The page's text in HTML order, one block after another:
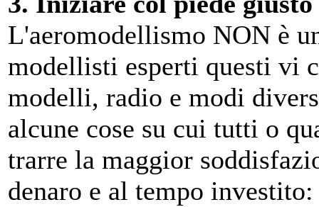
L'aeromodellismo NON è
modellisti esperti questi vi
modelli, radio e modi
alcune cose su cui tutti o
trarre la maggior
denaro e al tempo investito: